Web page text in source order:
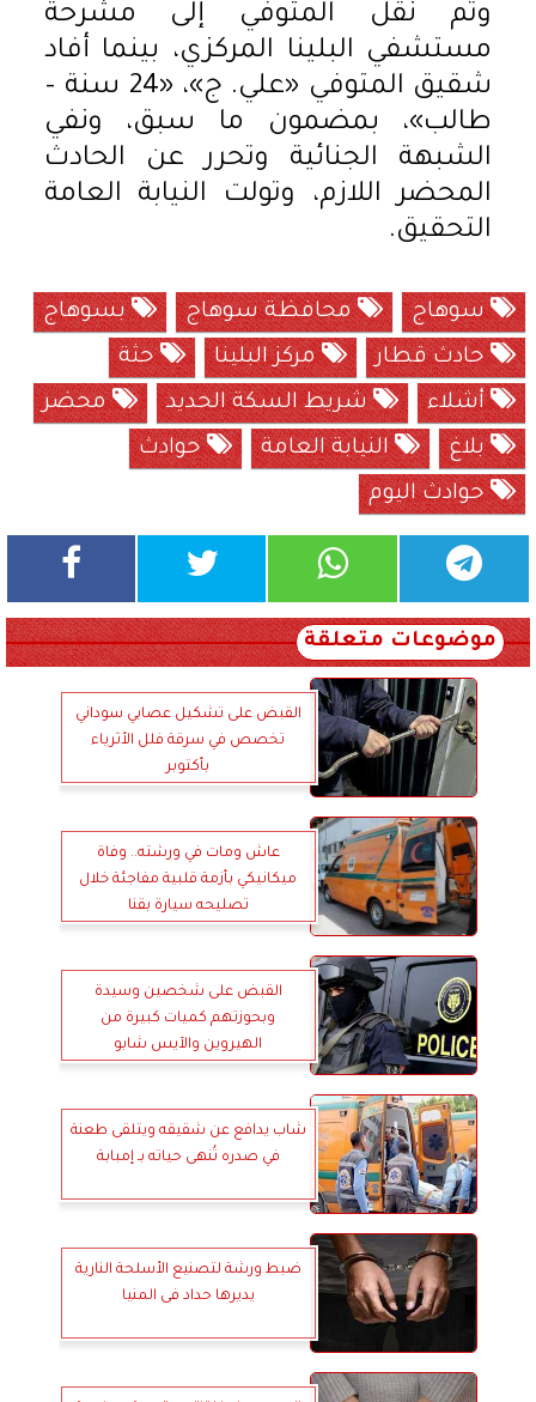
وتم نقل المتوفي إلى مشرحة
مستشفي البلينا المركزي، بينما أفاد
شقيق المتوفي «علي. ج»، «24 سنة –
طالب»، بمضمون ما سبق، ونفي
الشبهة الجنائية وتحرر عن الحادث
المحضر اللازم، وتولت النيابة العامة
التحقيق.
سوهاج محافظة سوهاج
بسوهاج
حادث قطار
مركز البلينا
حثة
أشلاء
شريط السكة الحديد
محضر
بلاغ
النيابة العامة
حوادث
حوادث اليوم
موضوعات متعلقة
القبض على تشكيل عصابي سوداني
تخصص في سرقة فلل الأثرياء
بأكتوبر
عاش ومات في ورشته.. وفاة
ميكانيكي بأزمة قلبية مفاجئة خلال
تصليحه سيارة بقنا
القبض على شخصين وسيدة
وبحوزتهم كميات كبيرة من
الهيروين والآيس شابو
شاب يدافع عن شقيقه ويتلقى طعنة
في صدره تُنهى حياته بـ إمبابة
ضبط ورشة لتصنيع الأسلحة النارية
يديرها حداد فى المنيا